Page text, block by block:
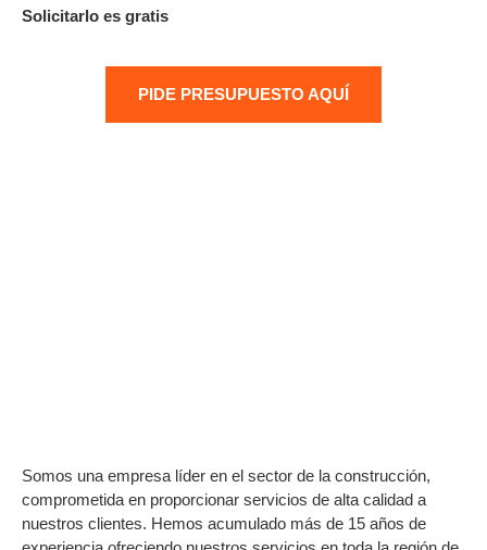
Solicitarlo es gratis
PIDE PRESUPUESTO AQUÍ
Somos una empresa líder en el sector de la construcción,
comprometida en proporcionar servicios de alta calidad a
nuestros clientes. Hemos acumulado más de 15 años de